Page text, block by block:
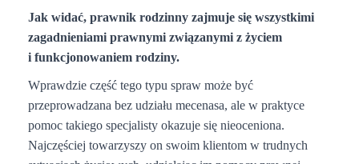
Jak widać, prawnik rodzinny zajmuje się wszystkimi
zagadnieniami prawnymi związanymi z życiem
i funkcjonowaniem rodziny.
Wprawdzie część tego typu spraw może być
przeprowadzana bez udziału mecenasa, ale w praktyce
pomoc takiego specjalisty okazuje się nieoceniona.
Najczęściej towarzyszy on swoim klientom w trudnych